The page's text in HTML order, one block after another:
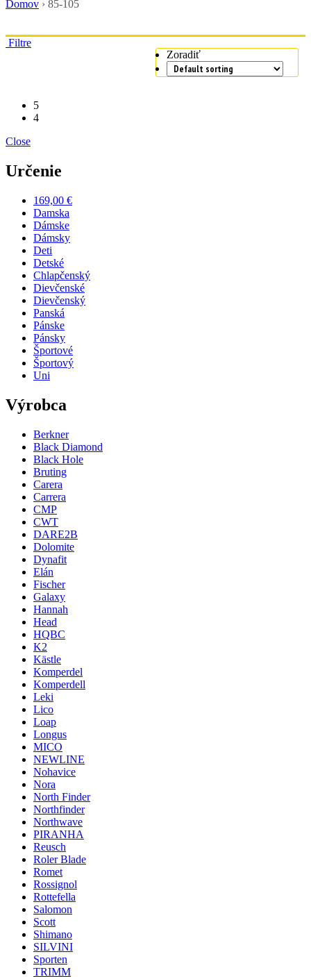
Domov › 85-105
Filtre
Zoradiť
5
4
Close
Určenie
169,00 €
Damska
Dámske
Dámsky
Deti
Detské
Chlapčenský
Dievčenské
Dievčenský
Panská
Pánske
Pánsky
Športové
Športový
Uni
Výrobca
Berkner
Black Diamond
Black Hole
Bruting
Carera
Carrera
CMP
CWT
DARE2B
Dolomite
Dynafit
Elán
Fischer
Galaxy
Hannah
Head
HQBC
K2
Kästle
Komperdel
Komperdell
Leki
Lico
Loap
Longus
MICO
NEWLINE
Nohavice
Nora
North Finder
Northfinder
Northwave
PIRANHA
Reusch
Roler Blade
Romet
Rossignol
Rottefella
Salomon
Scott
Shimano
SILVINI
Sporten
TRIMM